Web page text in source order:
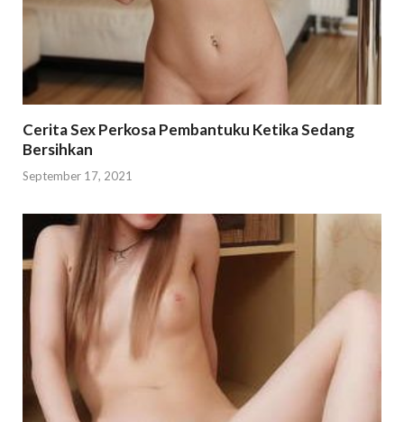
Cerita Sex Perkosa Pembantuku Ketika Sedang
Bersihkan
September 17, 2021